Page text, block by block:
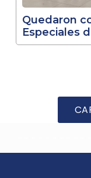
Quedaron
Especiales